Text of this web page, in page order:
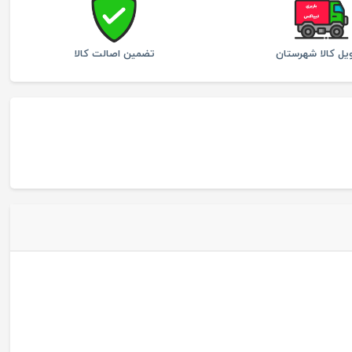
کالا شهرستان تضمین اصالت کالا